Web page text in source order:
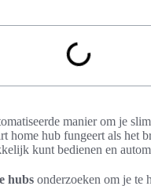
manier om je
home hub fungeert als het
kunt bedienen en
hubs onderzoeken om je te